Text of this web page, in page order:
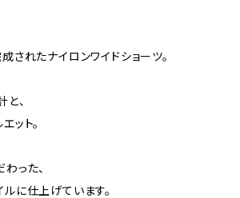
されたナイロンワイドショーツ。
、
ット。
った、
に仕上げています。